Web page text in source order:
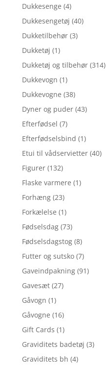
Dukkesenge (4)
Dukkesengetøj (40)
Dukketilbehør (3)
Dukketøj (1)
Dukketøj og tilbehør (314)
Dukkevogn (1)
Dukkevogne (38)
Dyner og puder (43)
Efterfødsel (7)
Efterfødselsbind (1)
Etui til vådservietter (40)
Figurer (132)
Flaske varmere (1)
Forhæng (23)
Forkælelse (1)
Fødselsdag (73)
Fødselsdagstog (8)
Futter og sutsko (7)
Gaveindpakning (91)
Gavesæt (27)
Gåvogn (1)
Gåvogne (16)
Gift Cards (1)
Graviditets badetøj (3)
Graviditets bh (4)